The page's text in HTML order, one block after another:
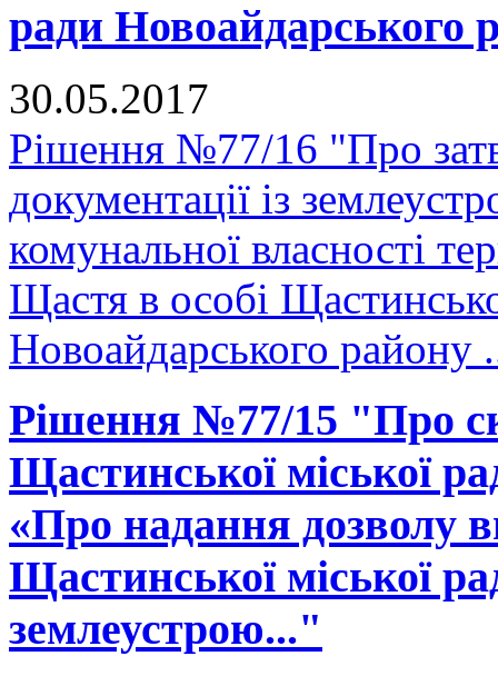
ради Новоайдарського
30.05.2017
Рішення №77/16 "Про
документації із
комунальної власності
Щастя в особі
Новоайдарського району
Рішення №77/15 "Про
Щастинської міської
«Про надання дозволу
Щастинської міської
землеустрою..."